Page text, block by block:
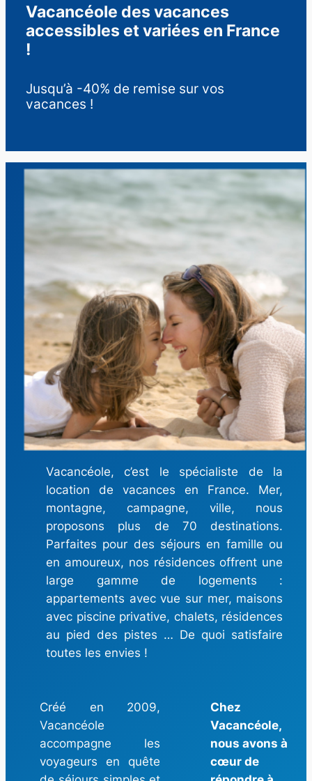
Vacancéole des vacances
accessibles et variées en France
!
Jusqu’à -40% de remise sur vos
vacances !
Vacancéole, c’est le spécialiste de la
location de vacances en France. Mer,
montagne, campagne, ville, nous
proposons plus de 70 destinations.
Parfaites pour des séjours en famille ou
en amoureux, nos résidences offrent une
large gamme de logements :
appartements avec vue sur mer, maisons
avec piscine privative, chalets, résidences
au pied des pistes … De quoi satisfaire
toutes les envies !
Créé en 2009,
Vacancéole
accompagne les
voyageurs en quête
Chez
Vacancéole,
nous avons à
cœur de